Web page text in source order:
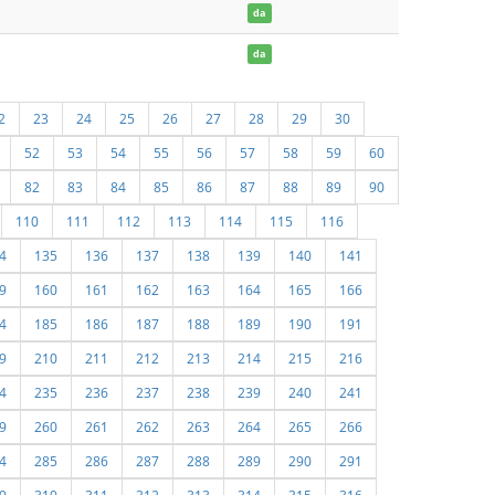
da
da
23 24 25 26 27 28 29
30
52
53 54 55 56 57 58 59
60
82
83 84 85 86 87 88 89
90
110
111 112 113 114 115
116
135 136 137 138 139 140
141
160 161 162 163 164 165
166
185 186 187 188 189 190
191
210 211 212 213 214 215
216
235 236 237 238 239 240
241
260 261 262 263 264 265
266
285 286 287 288 289 290
291